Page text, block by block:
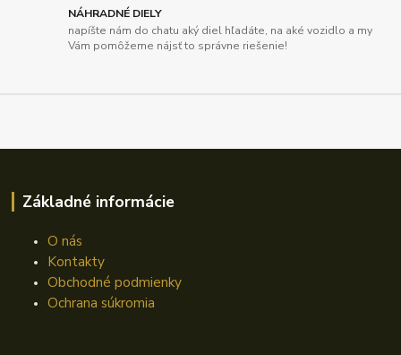
NÁHRADNÉ DIELY
napíšte nám do chatu aký diel hľadáte, na aké vozidlo a my
Vám pomôžeme nájsť to správne riešenie!
Základné informácie
O nás
Kontakty
Obchodné podmienky
Ochrana súkromia